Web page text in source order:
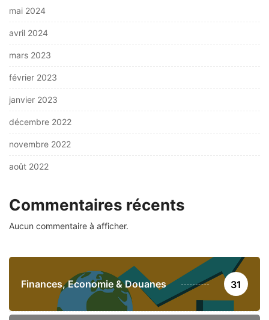
mai 2024
avril 2024
mars 2023
février 2023
janvier 2023
décembre 2022
novembre 2022
août 2022
Commentaires récents
Aucun commentaire à afficher.
Finances, Economie & Douanes 31